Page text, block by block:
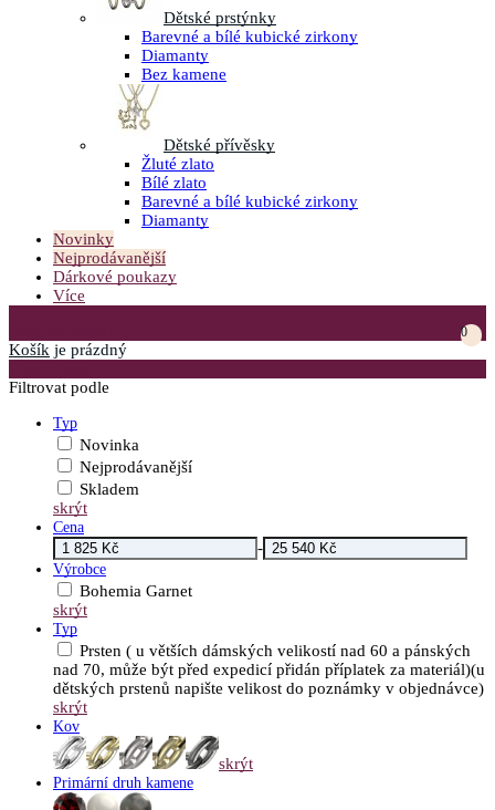
Dětské prstýnky
Barevné a bílé kubické zirkony
Diamanty
Bez kamene
Dětské přívěsky
Žluté zlato
Bílé zlato
Barevné a bílé kubické zirkony
Diamanty
Novinky
Nejprodávanější
Dárkové poukazy
Více
0
Košík je prázdný
Filtrovat podle
Typ
Novinka
Nejprodávanější
Skladem
skrýt
Cena
-
Výrobce
Bohemia Garnet
skrýt
Typ
Prsten ( u větších dámských velikostí nad 60 a pánských
nad 70, může být před expedicí přidán příplatek za materiál)(u
dětských prstenů napište velikost do poznámky v objednávce)
skrýt
Kov
skrýt
Primární druh kamene